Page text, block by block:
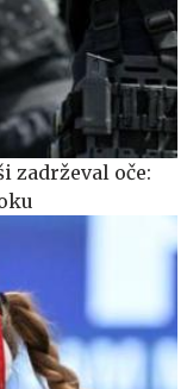
zadrževal oče: